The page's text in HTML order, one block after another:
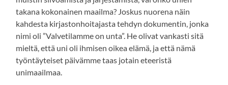
takana kokonainen maailma? Joskus nuorena näin
kahdesta kirjastonhoitajasta tehdyn dokumentin, jonka
nimi oli ”Valvetilamme on unta”. He olivat vankasti sitä
mieltä, että uni oli ihmisen oikea elämä, ja että nämä
työntäyteiset päivämme taas jotain eteeristä
unimaailmaa.